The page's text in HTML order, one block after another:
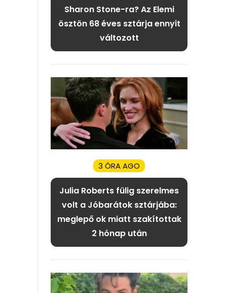
Sharon Stone-ra? Az Elemi
ösztön 68 éves sztárja ennyit
változott
3 ÓRA AGO
Julia Roberts fülig szerelmes
volt a Jóbarátok sztárjába:
meglepő ok miatt szakítottak
2 hónap után